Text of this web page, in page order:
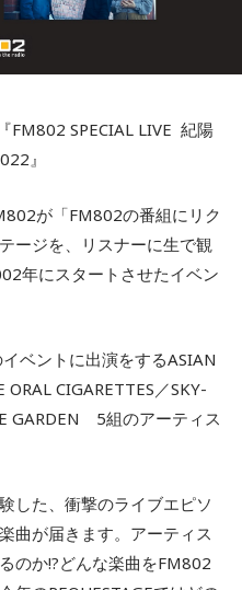
FM802 SPECIAL LIVE 紀陽
』
が「FM802の番組にリク
ージを、リスナーに生で観
年にスタートさせたイベン
ベントに出演をするASIAN
CIGARETTES／SKY-
GARDEN 5組のアーティス
した、衝撃のライブエピソ
曲が届きます。アーティス
のか!?どんな楽曲をFM802